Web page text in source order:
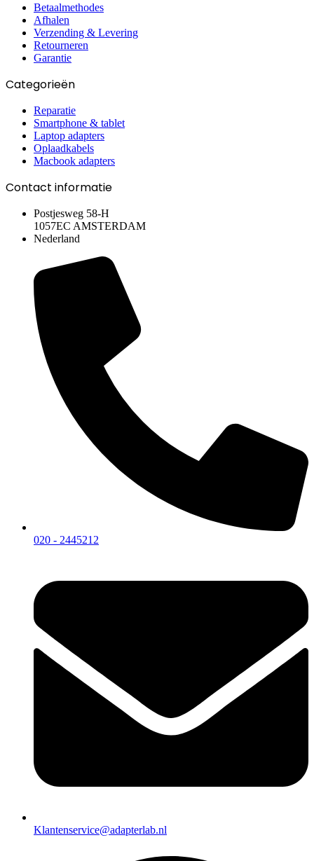
Betaalmethodes
Afhalen
Verzending & Levering
Retourneren
Garantie
Categorieën
Reparatie
Smartphone & tablet
Laptop adapters
Oplaadkabels
Macbook adapters
Contact informatie
Postjesweg 58-H
1057EC AMSTERDAM
Nederland
020 - 2445212
Klantenservice@adapterlab.nl